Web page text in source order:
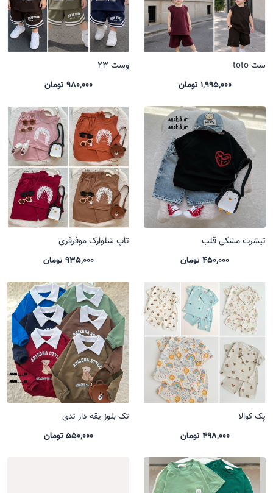
ست toto
1,995,000 تومان
وست 23
980,000 تومان
تیشرت مشکی قلب
450,000 تومان
تاپ شلوارک موفرفری
935,000 تومان
پک کوالا
498,000 تومان
تک بلوز یقه دار تدی
550,000 تومان